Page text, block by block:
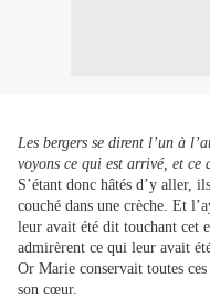
Les bergers se dirent l’un à
voyons ce qui est arrivé, et ce
S’étant donc hâtés d’y aller,
couché dans une crèche. Et
leur avait été dit touchant cet
admirèrent ce qui leur avait
Or Marie conservait toutes
son cœur.